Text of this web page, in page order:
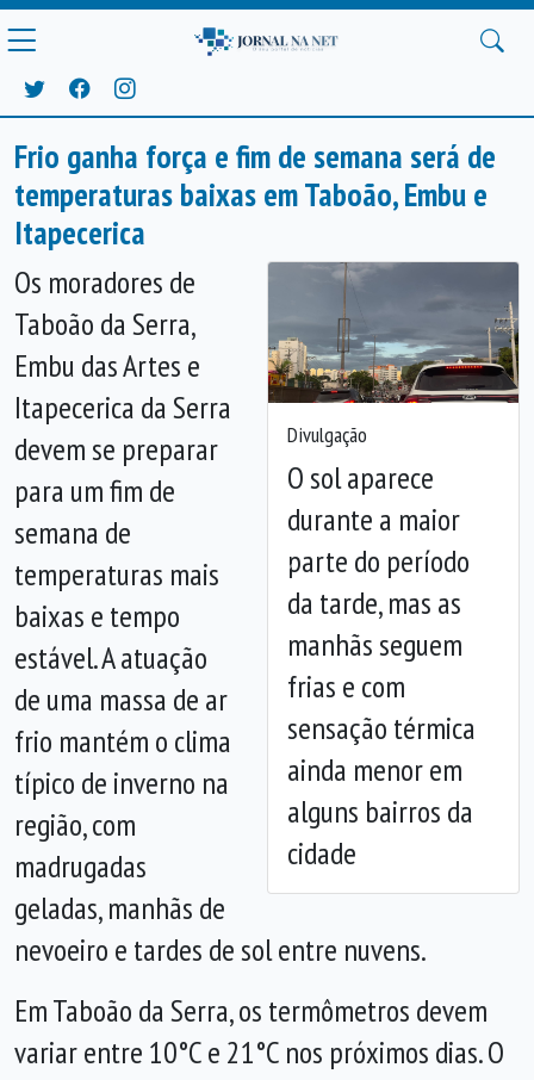
Frio ganha força e fim de semana será de
temperaturas baixas em Taboão, Embu e
Itapecerica
Divulgação
O sol aparece
durante a maior
parte do período
da tarde, mas as
manhãs seguem
frias e com
sensação térmica
ainda menor em
alguns bairros da
cidade
Anterior
Os moradores de
Taboão da Serra,
Embu das Artes e
Itapecerica da Serra
devem se preparar
para um fim de
semana de
temperaturas mais
baixas e tempo
estável. A atuação
de uma massa de ar
frio mantém o clima
típico de inverno na
região, com
madrugadas
geladas, manhãs de
nevoeiro e tardes de sol entre nuvens.
Em Taboão da Serra, os termômetros devem
variar entre 10°C e 21°C nos próximos dias. O